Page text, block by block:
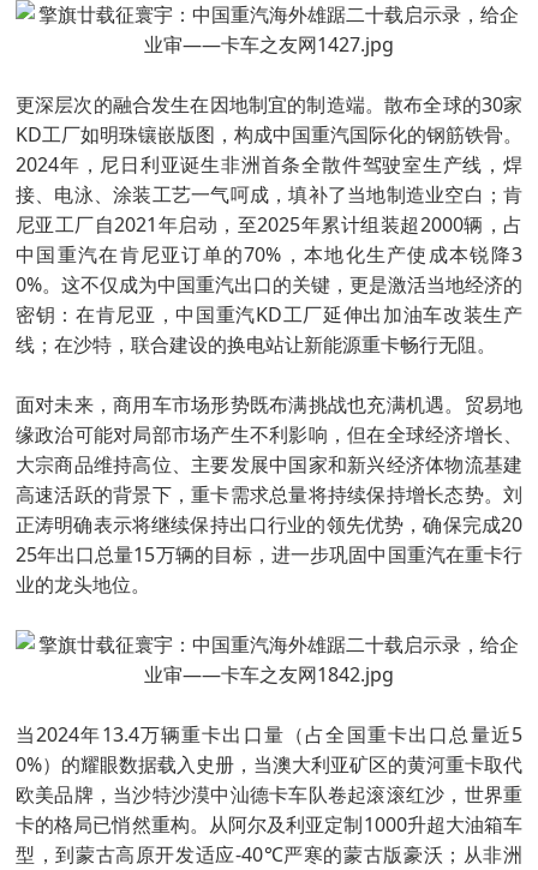
更深层次的融合发生在因地制宜的制造端。散布全球的30家
KD工厂如明珠镶嵌版图，构成中国重汽国际化的钢筋铁骨。
2024年，尼日利亚诞生非洲首条全散件驾驶室生产线，焊
接、电泳、涂装工艺一气呵成，填补了当地制造业空白；肯
尼亚工厂自2021年启动，至2025年累计组装超2000辆，占
中国重汽在肯尼亚订单的70%，本地化生产使成本锐降3
0%。这不仅成为中国重汽出口的关键，更是激活当地经济的
密钥：在肯尼亚，中国重汽KD工厂延伸出加油车改装生产
线；在沙特，联合建设的换电站让新能源重卡畅行无阻。
面对未来，商用车市场形势既布满挑战也充满机遇。贸易地
缘政治可能对局部市场产生不利影响，但在全球经济增长、
大宗商品维持高位、主要发展中国家和新兴经济体物流基建
高速活跃的背景下，重卡需求总量将持续保持增长态势。刘
正涛明确表示将继续保持出口行业的领先优势，确保完成20
25年出口总量15万辆的目标，进一步巩固中国重汽在重卡行
业的龙头地位。
当2024年13.4万辆重卡出口量（占全国重卡出口总量近5
0%）的耀眼数据载入史册，当澳大利亚矿区的黄河重卡取代
欧美品牌，当沙特沙漠中汕德卡车队卷起滚滚红沙，世界重
卡的格局已悄然重构。从阿尔及利亚定制1000升超大油箱车
型，到蒙古高原开发适应-40℃严寒的蒙古版豪沃；从非洲